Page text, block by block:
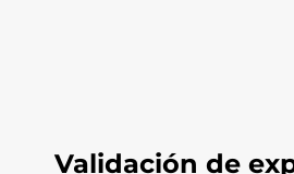
Validación de